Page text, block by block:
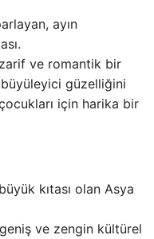
ayın
ve romantik bir
büyüleyici güzelliğini
için harika bir
kıtası olan Asya
ve zengin kültürel